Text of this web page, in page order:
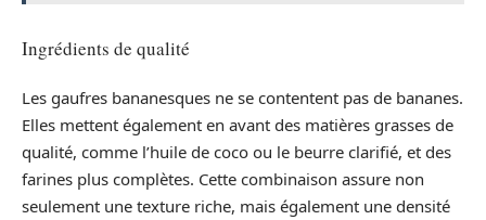
Ingrédients de qualité
Les gaufres bananesques ne se contentent pas de bananes.
Elles mettent également en avant des matières grasses de
qualité, comme l’huile de coco ou le beurre clarifié, et des
farines plus complètes. Cette combinaison assure non
seulement une texture riche, mais également une densité